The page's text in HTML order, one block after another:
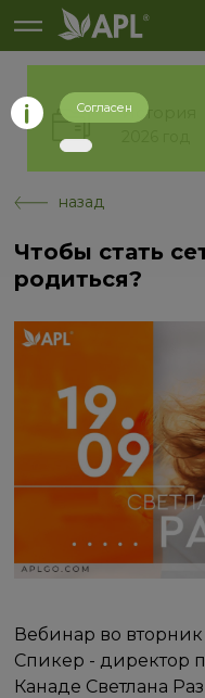
История
назад
Чтобы стать
родиться?
Вебинар во
Спикер - директор
Канаде Светлана
Согласен